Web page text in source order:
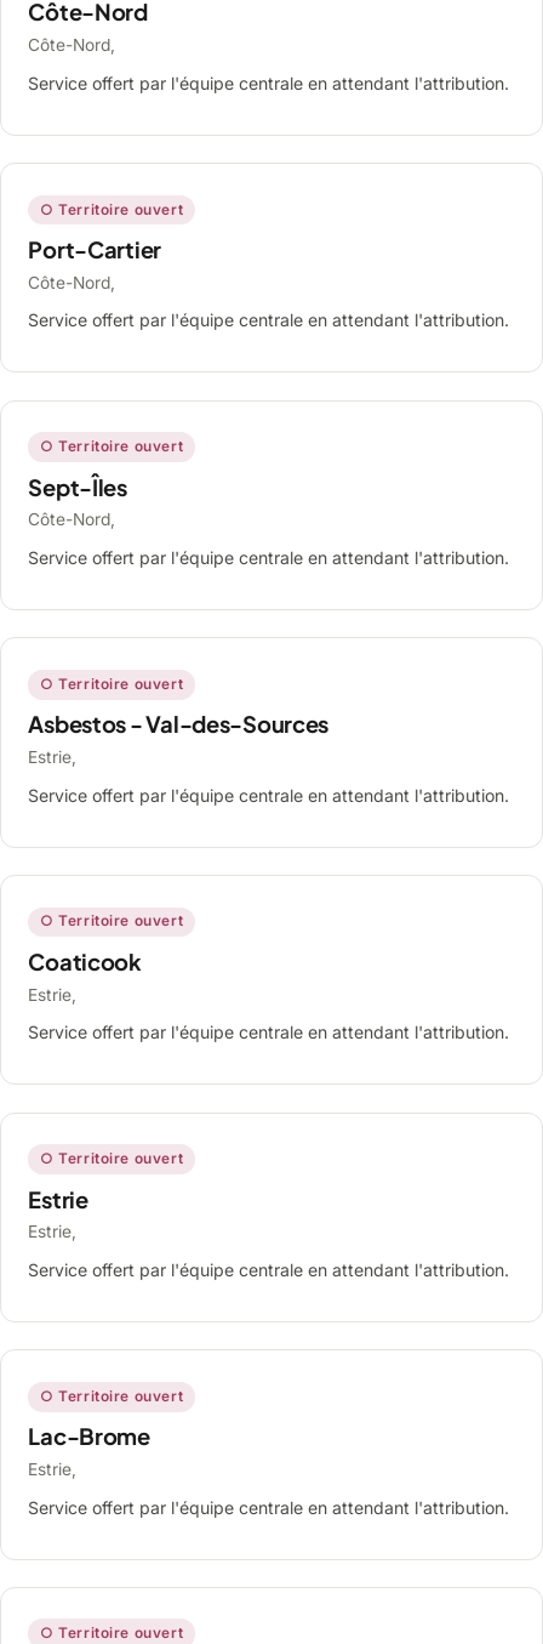
Côte-Nord
Côte-Nord,
Service offert par l'équipe centrale en attendant l'attribution.
○ Territoire ouvert
Port-Cartier
Côte-Nord,
Service offert par l'équipe centrale en attendant l'attribution.
○ Territoire ouvert
Sept-Îles
Côte-Nord,
Service offert par l'équipe centrale en attendant l'attribution.
○ Territoire ouvert
Asbestos - Val-des-Sources
Estrie,
Service offert par l'équipe centrale en attendant l'attribution.
○ Territoire ouvert
Coaticook
Estrie,
Service offert par l'équipe centrale en attendant l'attribution.
○ Territoire ouvert
Estrie
Estrie,
Service offert par l'équipe centrale en attendant l'attribution.
○ Territoire ouvert
Lac-Brome
Estrie,
Service offert par l'équipe centrale en attendant l'attribution.
○ Territoire ouvert